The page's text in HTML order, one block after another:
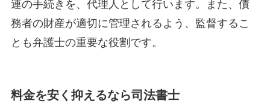
連の手続きを、代理人として行います。また、債
務者の財産が適切に管理されるよう、監督するこ
とも弁護士の重要な役割です。
料金を安く抑えるなら司法書士